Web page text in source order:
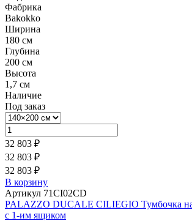
Фабрика
Bakokko
Ширина
180 см
Глубина
200 см
Высота
1,7 см
Наличие
Под заказ
32 803 ₽
32 803 ₽
32 803 ₽
В корзину
Артикул 71CI02CD
PALAZZO DUCALE CILIEGIO Тумбочка
с 1-им ящиком